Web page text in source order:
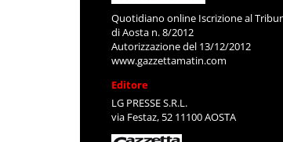
Quotidiano online Iscrizione al
di Aosta n. 8/2012
Autorizzazione del 13/12/2012
www.gazzettamatin.com
Editore
LG PRESSE S.R.L.
via Festaz, 52 11100 AOSTA